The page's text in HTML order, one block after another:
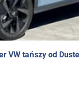
VW tańszy od